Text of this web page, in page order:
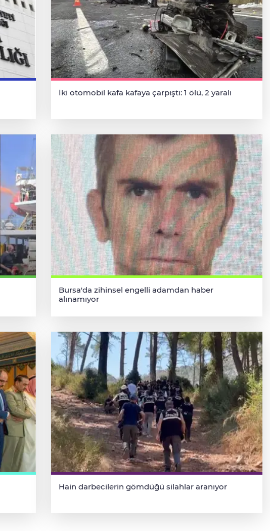
İki otomobil kafa kafaya çarpıştı: 1 ölü, 2 yaralı
Bursa'da zihinsel engelli adamdan haber
alınamıyor
Hain darbecilerin gömdüğü silahlar aranıyor